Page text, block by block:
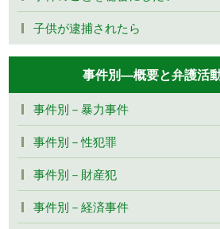
子供が逮捕されたら
事件別―概要と弁護活
事件別－暴力事件
事件別－性犯罪
事件別－財産犯
事件別－経済事件